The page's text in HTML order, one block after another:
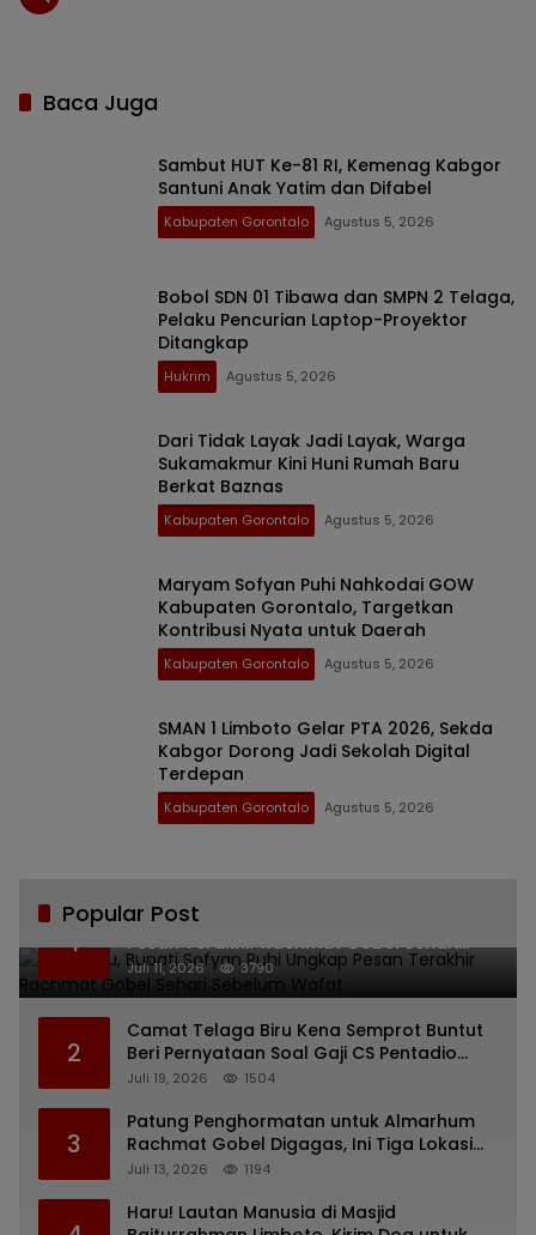
Baca Juga
Sambut HUT Ke-81 RI, Kemenag Kabgor
Santuni Anak Yatim dan Difabel
Kabupaten Gorontalo Agustus 5, 2026
Bobol SDN 01 Tibawa dan SMPN 2 Telaga,
Pelaku Pencurian Laptop-Proyektor
Ditangkap
Hukrim Agustus 5, 2026
Dari Tidak Layak Jadi Layak, Warga
Sukamakmur Kini Huni Rumah Baru
Berkat Baznas
Kabupaten Gorontalo Agustus 5, 2026
Maryam Sofyan Puhi Nahkodai GOW
Kabupaten Gorontalo, Targetkan
Kontribusi Nyata untuk Daerah
Kabupaten Gorontalo Agustus 5, 2026
SMAN 1 Limboto Gelar PTA 2026, Sekda
Kabgor Dorong Jadi Sekolah Digital
Terdepan
Kabupaten Gorontalo Agustus 5, 2026
Popular Post
1
Bikin Haru, Bupati Sofyan Puhi Ungkap
Pesan Terakhir Rachmat Gobel Sehari
Sebelum Wafat
Juli 11, 2026 3790
2
Camat Telaga Biru Kena Semprot Buntut
Beri Pernyataan Soal Gaji CS Pentadio
Barat yang Nunggak
Juli 19, 2026 1504
3
Patung Penghormatan untuk Almarhum
Rachmat Gobel Digagas, Ini Tiga Lokasi
yang Diusulkan
Juli 13, 2026 1194
Haru! Lautan Manusia di Masjid